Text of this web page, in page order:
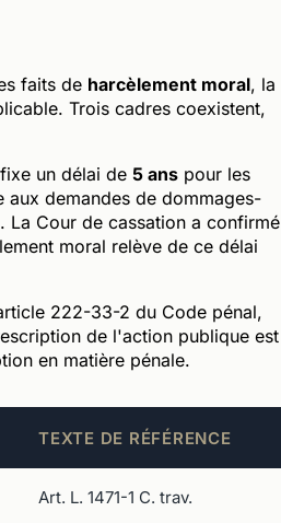
faits de harcèlement moral, la
Trois cadres coexistent,
un délai de 5 ans pour les
demandes de dommages-
La Cour de cassation a confirmé
moral relève de ce délai
222-33-2 du Code pénal,
de l'action publique est
en matière pénale.
TEXTE DE RÉFÉRENCE
Art. L. 1471-1 C. trav.